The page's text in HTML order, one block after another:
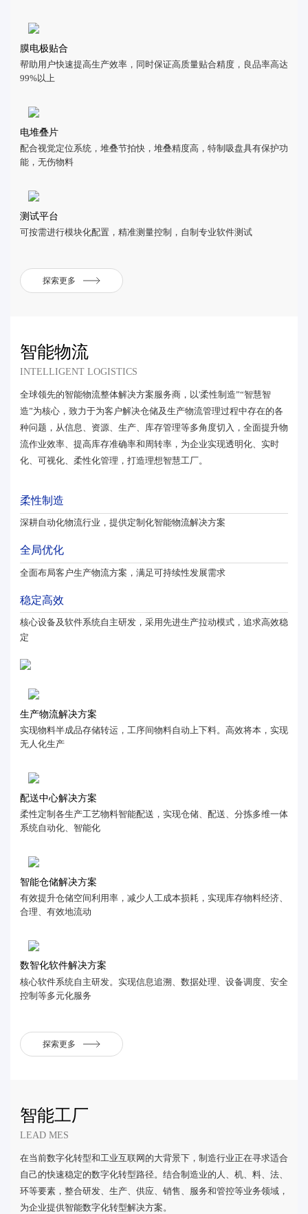
膜电极贴合
帮助用户快速提高生产效率，同时保证高质量贴合精度，良品率高达
99%以上
电堆叠片
配合视觉定位系统，堆叠节拍快，堆叠精度高，特制吸盘具有保护功
能，无伤物料
测试平台
可按需进行模块化配置，精准测量控制，自制专业软件测试
探索更多
智能物流
INTELLIGENT LOGISTICS
全球领先的智能物流整体解决方案服务商，以'柔性制造”“智慧智
造”为核心，致力于为客户解决仓储及生产物流管理过程中存在的各
种问题，从信息、资源、生产、库存管理等多角度切入，全面提升物
流作业效率、提高库存准确率和周转率，为企业实现透明化、实时
化、可视化、柔性化管理，打造理想智慧工厂。
柔性制造
深耕自动化物流行业，提供定制化智能物流解决方案
全局优化
全面布局客户生产物流方案，满足可持续性发展需求
稳定高效
核心设备及软件系统自主研发，采用先进生产拉动模式，追求高效稳
定
生产物流解决方案
实现物料半成品存储转运，工序间物料自动上下料。高效将本，实现
无人化生产
配送中心解决方案
柔性定制各生产工艺物料智能配送，实现仓储、配送、分拣多维一体
系统自动化、智能化
智能仓储解决方案
有效提升仓储空间利用率，减少人工成本损耗，实现库存物料经济、
合理、有效地流动
数智化软件解决方案
核心软件系统自主研发。实现信息追溯、数据处理、设备调度、安全
控制等多元化服务
探索更多
智能工厂
LEAD MES
在当前数字化转型和工业互联网的大背景下，制造行业正在寻求适合
自己的快速稳定的数字化转型路径。结合制造业的人、机、料、法、
环等要素，整合研发、生产、供应、销售、服务和管控等业务领域，
为企业提供智能数字化转型解决方案。